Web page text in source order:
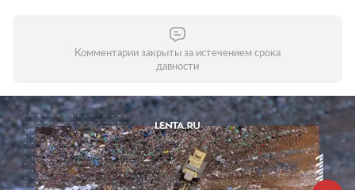
Комментарии закрыты за истечением срока
давности